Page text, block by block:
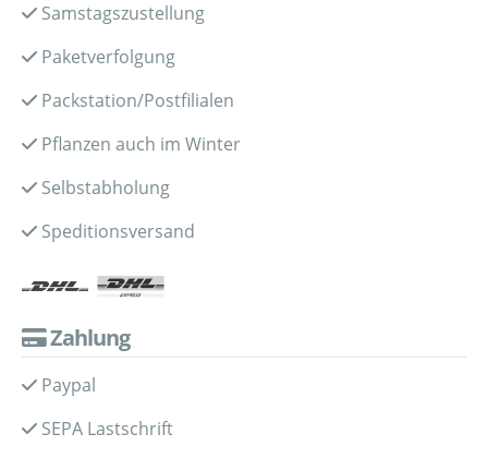
Samstagszustellung
Paketverfolgung
Packstation/Postfilialen
Pflanzen auch im Winter
Selbstabholung
Speditionsversand
Zahlung
Paypal
SEPA Lastschrift